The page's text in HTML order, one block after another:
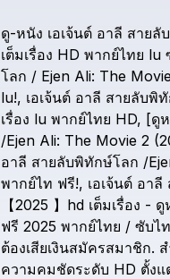
ดู-หนัง เอเจ้นต์ อาลี สายลั
เต็มเรื่อง HD พากย์ไทย lu
โลก / Ejen Ali: The Movie
lu!, เอเจ้นต์ อาลี สายลับพิ
เรื่อง lu พากย์ไทย HD, [ดู
/Ejen Ali: The Movie 2
อาลี สายลับพิทักษ์โลก /
พากย์ไท ฟรี!, เอเจ้นต์ อาลี
【2025 】hd เต็มเรื่อง - ดู
ฟรี 2025 พากย์ไทย / ซับไ
ต้องเสียเงินสมัครสมาชิก.
ความคมชัดระดับ HD ตั้งแ